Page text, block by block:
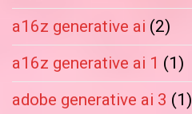
a16z generative ai (2)
a16z generative ai 1 (1)
adobe generative ai 3 (1)